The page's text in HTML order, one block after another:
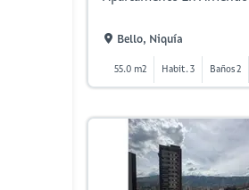
Bello, Niquía
55.0 m2 Habit. 3 Baños 2